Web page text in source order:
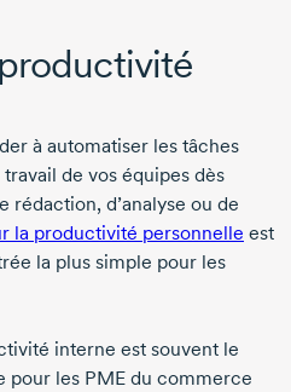
à automatiser les tâches
de vos équipes dès
rédaction, d’analyse ou de
la productivité personnelle est
la plus simple pour les
interne est souvent le
pour les PME du commerce